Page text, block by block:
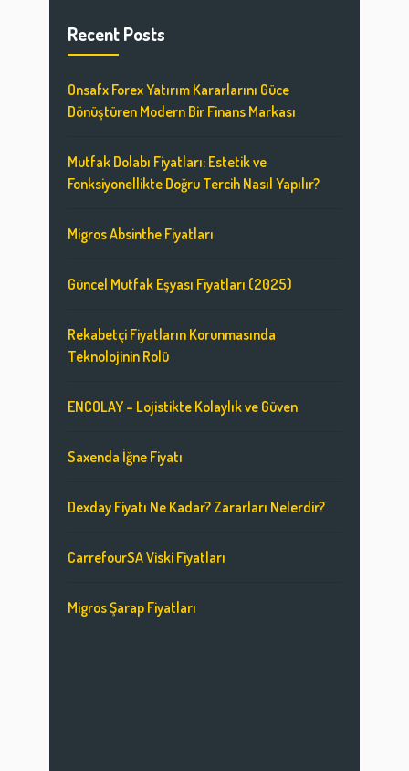
Recent Posts
Onsafx Forex Yatırım Kararlarını Güce
Dönüştüren Modern Bir Finans Markası
Mutfak Dolabı Fiyatları: Estetik ve
Fonksiyonellikte Doğru Tercih Nasıl Yapılır?
Migros Absinthe Fiyatları
Güncel Mutfak Eşyası Fiyatları (2025)
Rekabetçi Fiyatların Korunmasında
Teknolojinin Rolü
ENCOLAY – Lojistikte Kolaylık ve Güven
Saxenda İğne Fiyatı
Dexday Fiyatı Ne Kadar? Zararları Nelerdir?
CarrefourSA Viski Fiyatları
Migros Şarap Fiyatları